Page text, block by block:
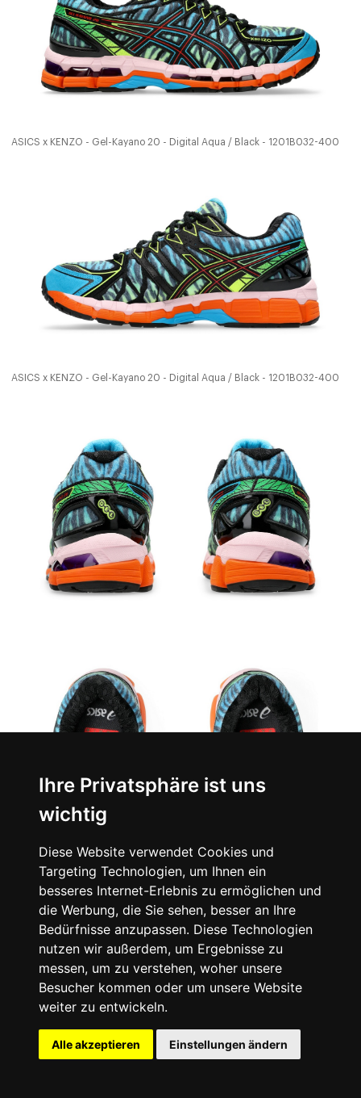
Ihre Privatsphäre ist uns
wichtig
Diese Website verwendet Cookies und
Targeting Technologien, um Ihnen ein
besseres Internet-Erlebnis zu ermöglichen und
die Werbung, die Sie sehen, besser an Ihre
Bedürfnisse anzupassen. Diese Technologien
nutzen wir außerdem, um Ergebnisse zu
messen, um zu verstehen, woher unsere
Besucher kommen oder um unsere Website
weiter zu entwickeln.
Alle akzeptieren Einstellungen ändern
ASICS x KENZO - Gel-Kayano 20 - Digital Aqua / Black - 1201B032-400
ASICS x KENZO - Gel-Kayano 20 - Digital Aqua / Black - 1201B032-400